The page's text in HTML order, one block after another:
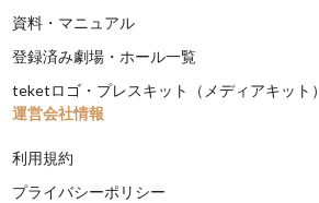
資料・マニュアル
登録済み劇場・ホール一覧
teketロゴ・プレスキット（メディアキット）
運営会社情報
利用規約
プライバシーポリシー